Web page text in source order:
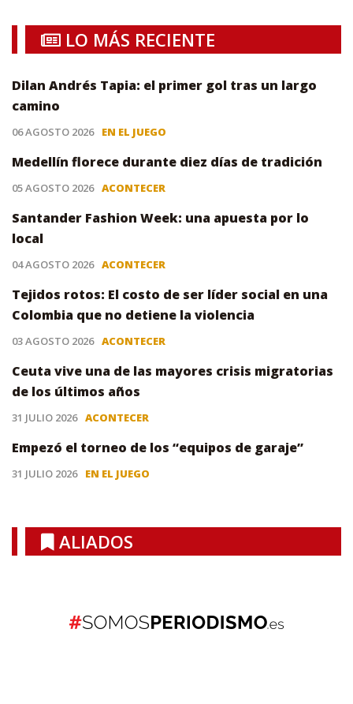
LO MÁS RECIENTE
Dilan Andrés Tapia: el primer gol tras un largo
camino
06 AGOSTO 2026 EN EL JUEGO
Medellín florece durante diez días de tradición
05 AGOSTO 2026 ACONTECER
Santander Fashion Week: una apuesta por lo
local
04 AGOSTO 2026 ACONTECER
Tejidos rotos: El costo de ser líder social en una
Colombia que no detiene la violencia
03 AGOSTO 2026 ACONTECER
Ceuta vive una de las mayores crisis migratorias
de los últimos años
31 JULIO 2026 ACONTECER
Empezó el torneo de los “equipos de garaje”
31 JULIO 2026 EN EL JUEGO
ALIADOS